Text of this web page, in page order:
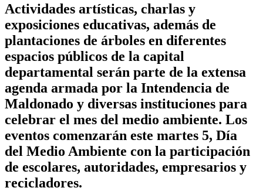
Actividades artísticas, charlas y
exposiciones educativas, además de
plantaciones de árboles en diferentes
espacios públicos de la capital
departamental serán parte de la extensa
agenda armada por la Intendencia de
Maldonado y diversas instituciones para
celebrar el mes del medio ambiente. Los
eventos comenzarán este martes 5, Día
del Medio Ambiente con la participación
de escolares, autoridades, empresarios y
recicladores.